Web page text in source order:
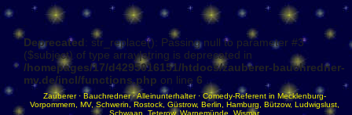
Deprecated: str_replace(): Passing null to parameter #3
($subject) of type array|string is deprecated in
/homepages/17/d4295016151/htdocs/zauberer-bauchredner-
mv.de/incl/functions.php on line 6
Zauberer·Bauchredner·Alleinunterhalter· Comedy-Referent in Mecklenburg-
Vorpommern
MV, Schwerin Rostock Güstrow, Berlin Hamburg Bützow, Ludwigslust
Schwaan ,Teterow,Warnemünde Wismar.